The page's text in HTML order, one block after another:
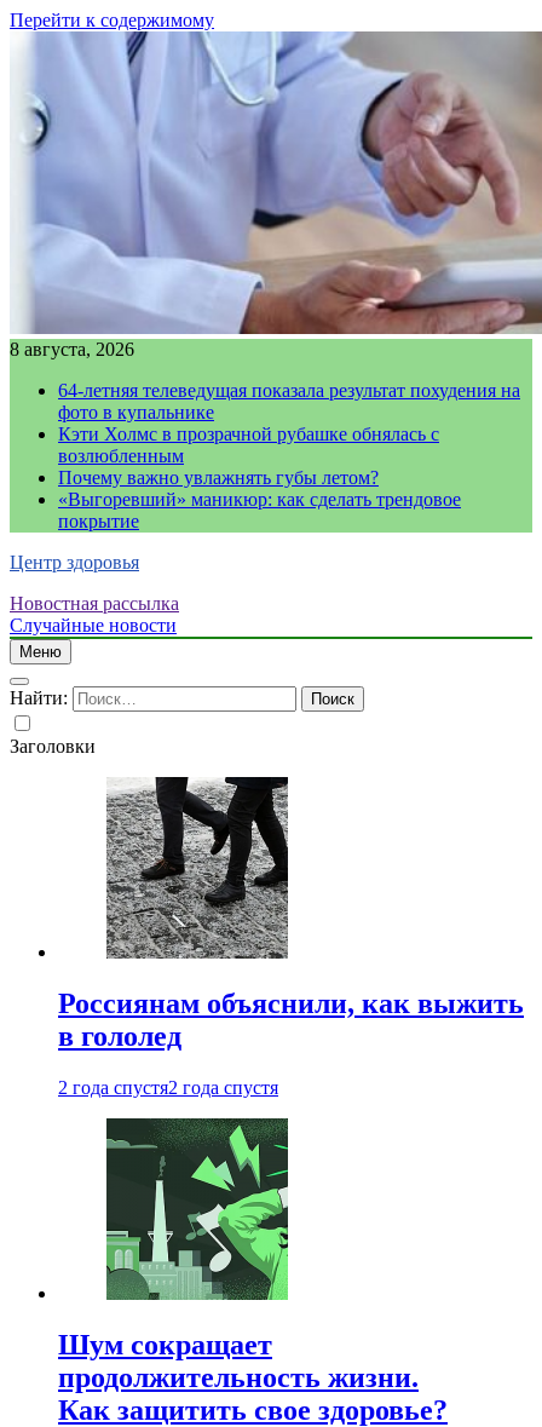
Перейти к содержимому
8 августа, 2026
64-летняя телеведущая показала результат похудения на
фото в купальнике
Кэти Холмс в прозрачной рубашке обнялась с
возлюбленным
Почему важно увлажнять губы летом?
«Выгоревший» маникюр: как сделать трендовое
покрытие
Центр здоровья
Новостная рассылка
Случайные новости
Меню
Найти:
Заголовки
Россиянам объяснили, как выжить
в гололед
2 года спустя2 года спустя
Шум сокращает
продолжительность жизни.
Как защитить свое здоровье?